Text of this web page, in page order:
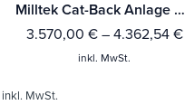
Milltek Cat-Back Anlage Alfa Romeo Giulia Quadrifoglio 2.9 V6 Bi-Turbo (Modelle ohne OPF/GPF)
3.570,00 €– 4.362,54 €
inkl. MwSt.
inkl. MwSt.